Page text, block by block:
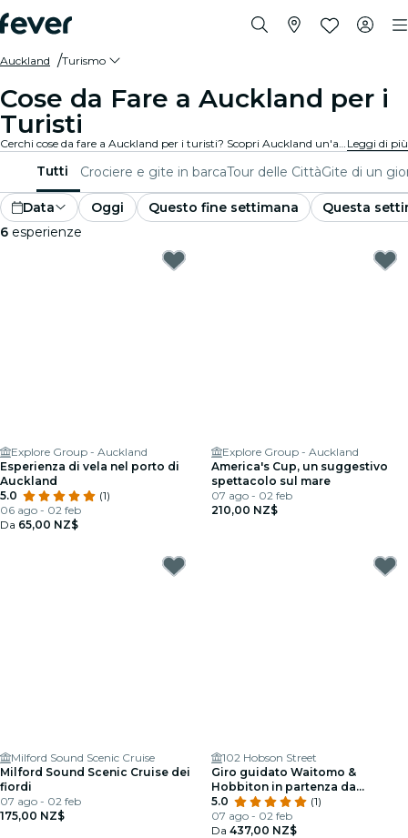
Auckland Turismo
Cose da Fare a Auckland per i
Turisti
Cerchi cose da fare a Auckland per i turisti? Scopri Auckland un'avventura alla volta con queste esperienze emozionanti appositamente pensate per i turisti. Scopri le migliori cose da fare! Leggi di più
Tutti Crociere e gite in barcaTour delle CittàGite di un
Data Oggi Questo fine settimana
Questa
6 esperienze
Explore Group - Auckland
Esperienza di vela nel porto di
Auckland
5.0
(1)
06 ago - 02 feb
Da 65,00 NZ$
Explore Group - Auckland
America's Cup, un suggestivo
spettacolo sul mare
07 ago - 02 feb
210,00 NZ$
Milford Sound Scenic Cruise
Milford Sound Scenic Cruise dei
fiordi
07 ago - 02 feb
175,00 NZ$
102 Hobson Street
Giro guidato Waitomo &
Hobbiton in partenza da
Auckland
5.0
(1)
07 ago - 02 feb
Da 437,00 NZ$